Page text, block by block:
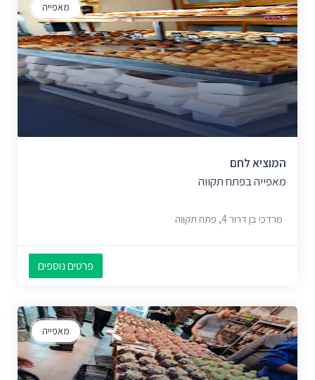
מאפייה
המוציא לחם
מאפייה בפתח תקווה
מרדכי בן דרור 4, פתח תקווה
פרטים נוספים
מאפייה